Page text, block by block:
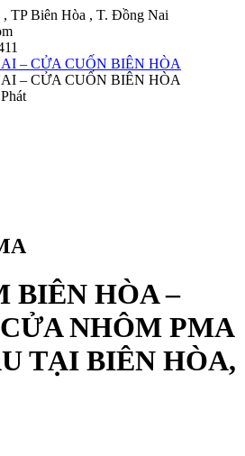
, TP Biên Hòa , T. Đồng Nai
BIÊN HÒA –
NHÔM PMA
TẠI BIÊN HÒA,